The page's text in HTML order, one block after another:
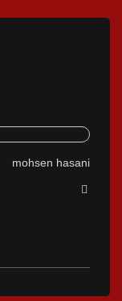
mohsen hasani